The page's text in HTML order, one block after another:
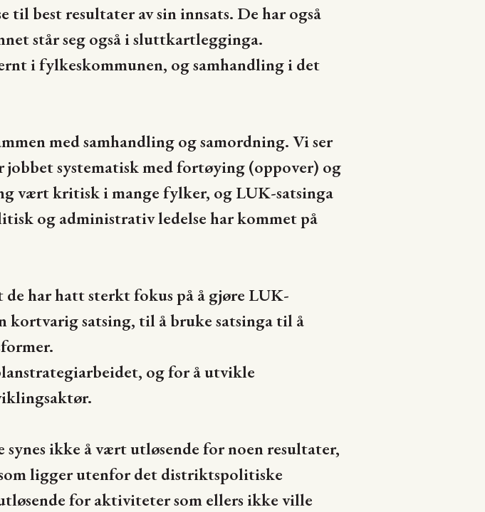
til best resultater av sin innsats. De har også
står seg også i sluttkartlegginga.
i fylkeskommunen, og samhandling i det
med samhandling og samordning. Vi ser
jobbet systematisk med fortøying (oppover) og
vært kritisk i mange fylker, og LUK-satsinga
og administrativ ledelse har kommet på
har hatt sterkt fokus på å gjøre LUK-
kortvarig satsing, til å bruke satsinga til å
og for å utvikle
ikke å vært utløsende for noen resultater,
ligger utenfor det distriktspolitiske
for aktiviteter som ellers ikke ville